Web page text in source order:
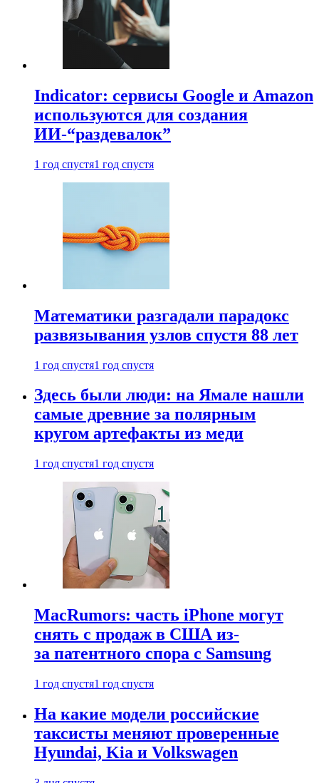
Indicator: сервисы Google и Amazon
используются для создания
ИИ-“раздевалок”
1 год спустя1 год спустя
Математики разгадали парадокс
развязывания узлов спустя 88 лет
1 год спустя1 год спустя
Здесь были люди: на Ямале нашли
самые древние за полярным
кругом артефакты из меди
1 год спустя1 год спустя
MacRumors: часть iPhone могут
снять с продаж в США из-
за патентного спора с Samsung
1 год спустя1 год спустя
На какие модели российские
таксисты меняют проверенные
Hyundai, Kia и Volkswagen